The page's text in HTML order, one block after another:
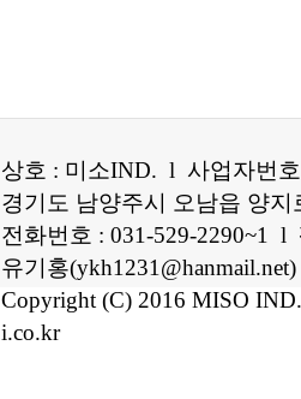
상호 : 미소IND. l 사업자번
경기도 남양주시 오남읍 양지
전화번호 : 031-529-2290~1
유기홍(ykh1231@hanmail.net)
Copyright (C) 2016 MISO
i.co.kr